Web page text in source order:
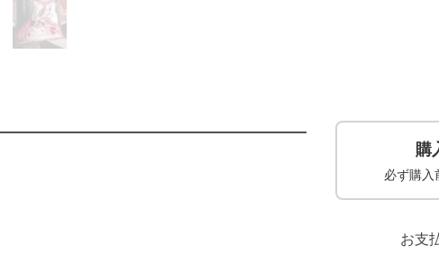
購
必ず購入
お支